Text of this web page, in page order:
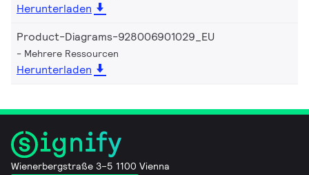
Herunterladen
Product-Diagrams-928006901029_EU
Mehrere Ressourcen
Herunterladen
Wienerbergstraße 3–5 1100 Vienna